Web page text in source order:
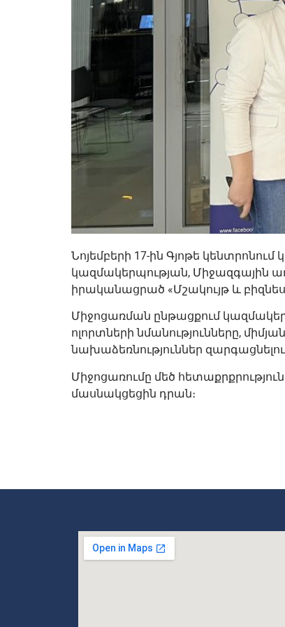
Նոյեմբերի 17-ին Գյոթե
կազմակերպության, Միջազգային
իրականացրած «Մշակույթ և
Միջոցառման ընթացքում
ոլորտների նմանությունները,
նախաձեռնություններ
Միջոցառումը մեծ
մասնակցեցին դրան։